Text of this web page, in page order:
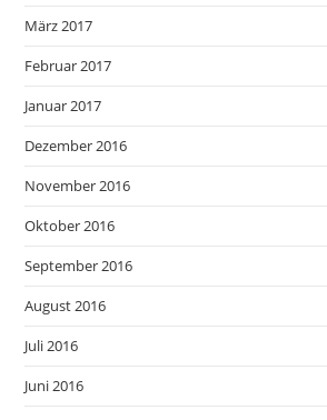
März 2017
Februar 2017
Januar 2017
Dezember 2016
November 2016
Oktober 2016
September 2016
August 2016
Juli 2016
Juni 2016